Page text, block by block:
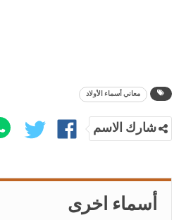
معاني أسماء الأولاد
شارك الاسم
أسماء اخرى